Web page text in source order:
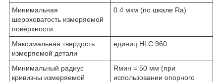
Минимальная
шероховатость измеряемой
поверхности
0.4 мкм (по шкале Ra)
Максимальная твердость
измеряемой детали
единиц HLC 960
Минимальный радиус
кривизны измеряемой
Rмин = 50 мм (при
использовании опорного